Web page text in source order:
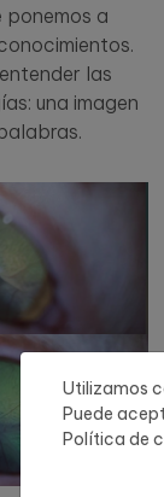
a
las
una imagen
Utilizamos
Puede
Política de